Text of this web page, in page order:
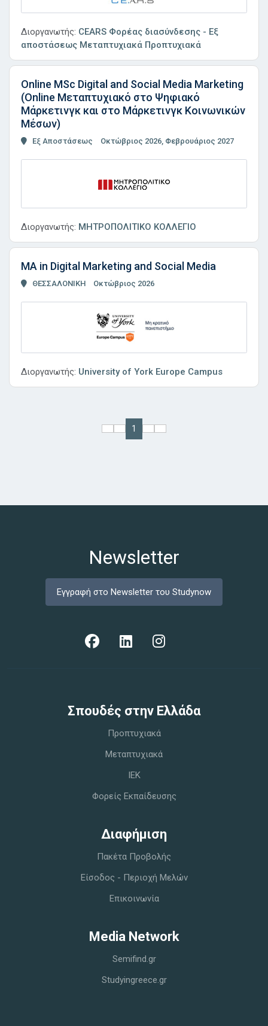
Διοργανωτής: CEARS Φορέας διασύνδεσης - Εξ
αποστάσεως Μεταπτυχιακά Προπτυχιακά
Online MSc Digital and Social Media Marketing
(Online Μεταπτυχιακό στο Ψηφιακό
Μάρκετινγκ και στο Μάρκετινγκ Κοινωνικών
Μέσων)
Εξ Αποστάσεως Οκτώβριος 2026, Φεβρουάριος 2027
Διοργανωτής: ΜΗΤΡΟΠΟΛΙΤΙΚΟ ΚΟΛΛΕΓΙΟ
MA in Digital Marketing and Social Media
ΘΕΣΣΑΛΟΝΙΚΗ Οκτώβριος 2026
Διοργανωτής: University of York Europe Campus
1
Newsletter
Εγγραφή στο Newsletter του Studynow
Σπoυδές στην Ελλάδα
Προπτυχιακά
Μεταπτυχιακά
IEK
Φορείς Εκπαίδευσης
Διαφήμιση
Πακέτα Προβολής
Είσοδος - Περιοχή Μελών
Επικοινωνία
Media Network
Semifind.gr
Studyingreece.gr